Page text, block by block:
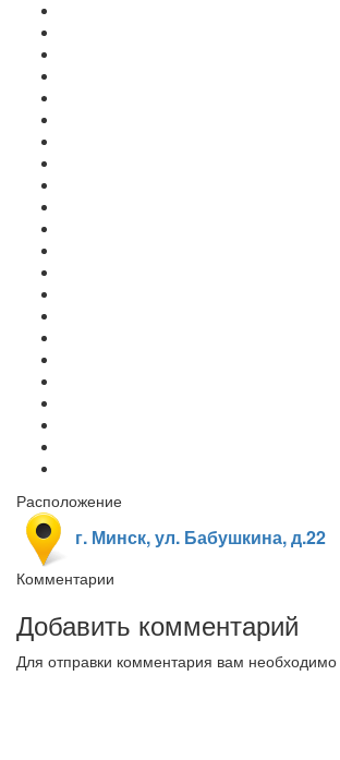
Расположение
г. Минск, ул. Бабушкина, д.22
Комментарии
Добавить комментарий
Для отправки комментария вам необходимо